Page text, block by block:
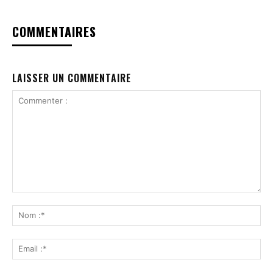
COMMENTAIRES
LAISSER UN COMMENTAIRE
:*
:*